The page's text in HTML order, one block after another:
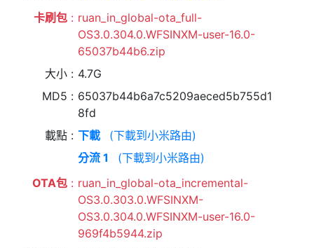
卡刷包
ruan_in_global-ota_full-
OS3.0.304.0.WFSINXM-user-16.0-
65037b44b6.zip
大小
4.7G
MD5
65037b44b6a7c5209aeced5b755d1
8fd
載點
下載
(下載到小米路由)
分流 1
(下載到小米路由)
OTA包
ruan_in_global-ota_incremental-
OS3.0.303.0.WFSINXM-
OS3.0.304.0.WFSINXM-user-16.0-
969f4b5944.zip